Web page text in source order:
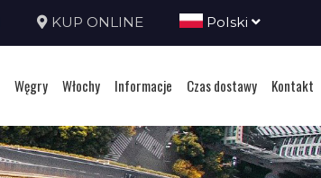
KUP ONLINE Polski
Węgry Włochy Informacje Czas dostawy Kontakt